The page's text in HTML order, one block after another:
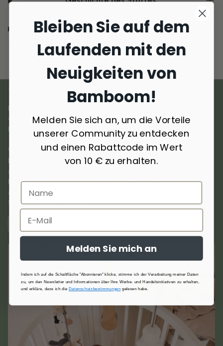
Lieferung und Rückgabe
UNSERE MATERIALIEN
Bamboom entstand aus der Liebe zu natürlichen Materialien und
verbindetInnovation und Nachhaltigkeit, um hochwertige
Produkte für Kinder zu schaffen.
Wir verwendenausgewählte Materialienwie Bambus,
Baumwolle, Wolle, Kaschmir und recycelte Materialien, die
aufgrund ihrer Atmungsaktivität, Weichheit und
Hautfreundlichkeit ausgewählt wurden. Sie sind hypoallergen,
antibakteriell und thermoregulierend und bieten Komfort und
Schutz zu jeder Jahreszeit.
WEITERE INFORMATIONEN
Bleiben Sie auf dem
Laufenden mit den
Neuigkeiten von
Bamboom!
Melden Sie sich an, um die Vorteile
unserer Community zu entdecken
und einen Rabattcode im Wert
von 10 € zu erhalten.
Melden Sie mich an
Indem ich auf die Schaltfläche "Abonnieren" klicke, stimme ich der Verarbeitung meiner Daten
zu, um den Newsletter und Informationen über Ihre Werbe- und Handelsinitiativen zu erhalten,
und erkläre, dass ich die Datenschutzbestimmungen gelesen habe.